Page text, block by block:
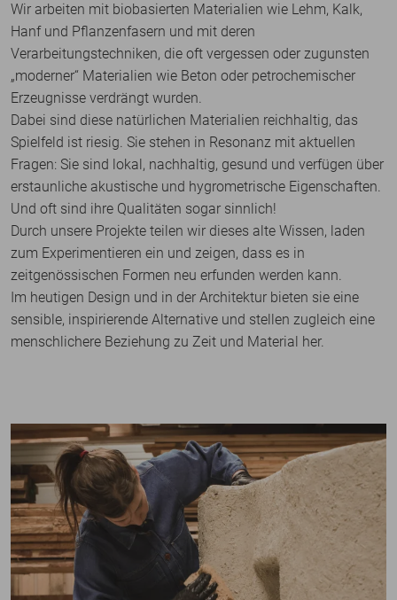
Wir arbeiten mit biobasierten Materialien wie Lehm, Kalk,
Hanf und Pflanzenfasern und mit deren
Verarbeitungstechniken, die oft vergessen oder zugunsten
„moderner“ Materialien wie Beton oder petrochemischer
Erzeugnisse verdrängt wurden.
Dabei sind diese natürlichen Materialien reichhaltig, das
Spielfeld ist riesig. Sie stehen in Resonanz mit aktuellen
Fragen: Sie sind lokal, nachhaltig, gesund und verfügen über
erstaunliche akustische und hygro­metrische Eigenschaften.
Und oft sind ihre Qualitäten sogar sinnlich!
Durch unsere Projekte teilen wir dieses alte Wissen, laden
zum Experimentieren ein und zeigen, dass es in
zeitgenössischen Formen neu erfunden werden kann.
Im heutigen Design und in der Architektur bieten sie eine
sensible, inspirierende Alternative und stellen zugleich eine
menschlichere Beziehung zu Zeit und Material her.